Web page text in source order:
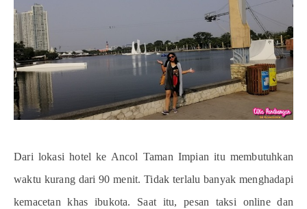
Dari lokasi hotel ke Ancol Taman Impian itu membutuhkan
waktu kurang dari 90 menit. Tidak terlalu banyak menghadapi
kemacetan khas ibukota. Saat itu, pesan taksi online dan